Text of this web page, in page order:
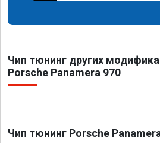
Чип тюнинг других
Porsche Panamera 970
Чип тюнинг Porsche